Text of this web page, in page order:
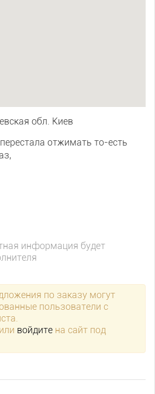
обл. Киев
отжимать то-есть
информация будет
по заказу могут
пользователи с
или войдите на сайт под